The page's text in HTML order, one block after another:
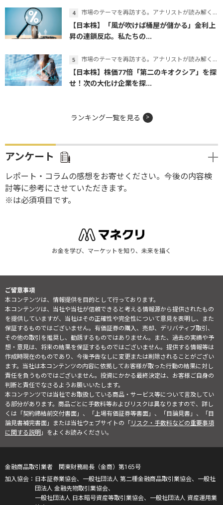
市場のテーマを再訪する。アナリストが読み解くテーマの本質
【日本株】「風が吹けば桶屋が儲かる」金利上
昇の連鎖反応。私たちの...
市場のテーマを再訪する。アナリストが読み解くテーマの本質
【日本株】株価77倍「第二のキオクシア」を探
せ！次の大化け企業を探...
ランキング一覧を見る
アンケート
レポート・コラムの感想をお寄せください。今後の内容検
討等に参考にさせていただきます。
※は必須項目です。
お金を学び、マーケットを知り、未来を描く
ご留意事項
本コンテンツは、情報提供を目的として行っております。
本コンテンツは、当社や当社が信頼できると考える情報源から提供されたもの
を提供していますが、当社はその正確性や完全性について意見を表明し、また
保証するものではございません。有価証券の購入、売却、デリバティブ取引、
その他の取引を推奨し、勧誘するものではありません。また、過去の実績や予
想・意見は、将来の結果を保証するものではございません。提供する情報等は
作成時現在のものであり、今後予告なしに変更または削除されることがござい
ます。当社は本コンテンツの内容に依拠してお客様が取った行動の結果に対し
責任を負うものではございません。投資にかかる最終決定は、お客様ご自身の
判断と責任でなさるようお願いいたします。
本コンテンツでは当社でお取扱している商品・サービス等について言及してい
る部分があります。商品ごとに手数料等およびリスクは異なりますので、詳し
くは「契約締結前交付書面」、「上場有価証券等書面」、「目論見書」、「目
論見書補完書面」または当社ウェブサイトの「リスク・手数料などの重要事項
に関する説明」をよくお読みください。
金融商品取引業者 関東財務局長（金商）第165号
日本証券業協会、一般社団法人 第二種金融商品取引業協会、一般社
団法人 金融先物取引業協会、
一般社団法人 日本暗号資産等取引業協会、一般社団法人 資産運用業